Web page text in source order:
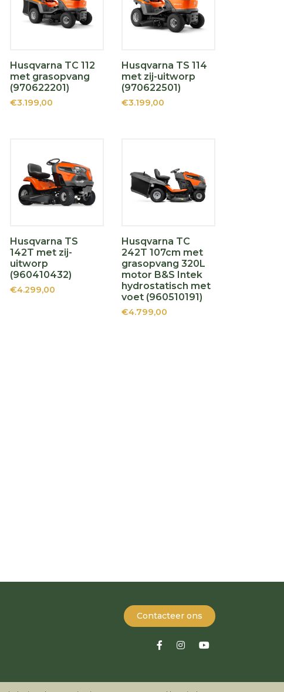
Husqvarna TC 112
met grasopvang
(970622201)
€3.199,00
Husqvarna TS 114
met zij-uitworp
(970622501)
€3.199,00
Husqvarna TS
142T met zij-
uitworp
(960410432)
€4.299,00
Husqvarna TC
242T 107cm met
grasopvang 320L
motor B&S Intek
hydrostatisch met
voet (960510191)
€4.799,00
Contacteer ons